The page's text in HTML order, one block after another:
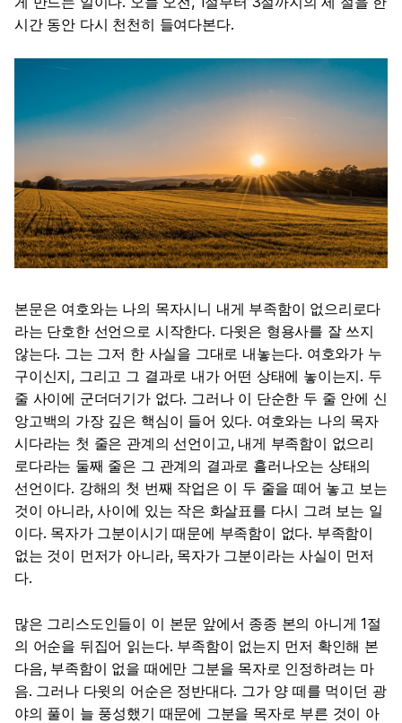
시간 동안 다시 천천히 들여다본다.
본문은 여호와는 나의 목자시니 내게 부족함이 없으리로다
라는 단호한 선언으로 시작한다. 다윗은 형용사를 잘 쓰지
않는다. 그는 그저 한 사실을 그대로 내놓는다. 여호와가 누
구이신지, 그리고 그 결과로 내가 어떤 상태에 놓이는지. 두
줄 사이에 군더더기가 없다. 그러나 이 단순한 두 줄 안에 신
앙고백의 가장 깊은 핵심이 들어 있다. 여호와는 나의 목자
시다라는 첫 줄은 관계의 선언이고, 내게 부족함이 없으리
로다라는 둘째 줄은 그 관계의 결과로 흘러나오는 상태의
선언이다. 강해의 첫 번째 작업은 이 두 줄을 떼어 놓고 보는
것이 아니라, 사이에 있는 작은 화살표를 다시 그려 보는 일
이다. 목자가 그분이시기 때문에 부족함이 없다. 부족함이
없는 것이 먼저가 아니라, 목자가 그분이라는 사실이 먼저
다.
많은 그리스도인들이 이 본문 앞에서 종종 본의 아니게 1절
의 어순을 뒤집어 읽는다. 부족함이 없는지 먼저 확인해 본
다음, 부족함이 없을 때에만 그분을 목자로 인정하려는 마
음. 그러나 다윗의 어순은 정반대다. 그가 양 떼를 먹이던 광
야의 풀이 늘 풍성했기 때문에 그분을 목자로 부른 것이 아